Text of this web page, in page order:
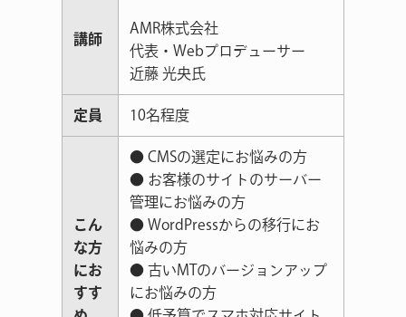
講師
AMR株式会社
代表・Webプロデューサー
近藤 光央氏
定員 10名程度
こん
な方
にお
すす
● CMSの選定にお悩みの方
● お客様のサイトのサーバー
管理にお悩みの方
● WordPressからの移行にお
悩みの方
● 古いMTのバージョンアップ
にお悩みの方